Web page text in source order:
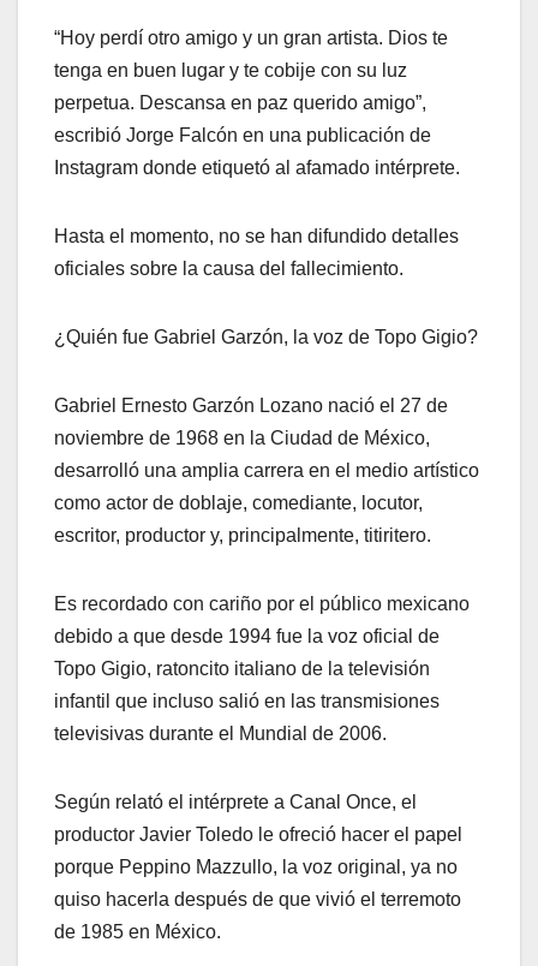
“Hoy perdí otro amigo y un gran artista. Dios te
tenga en buen lugar y te cobije con su luz
perpetua. Descansa en paz querido amigo”,
escribió Jorge Falcón en una publicación de
Instagram donde etiquetó al afamado intérprete.
Hasta el momento, no se han difundido detalles
oficiales sobre la causa del fallecimiento.
¿Quién fue Gabriel Garzón, la voz de Topo Gigio?
Gabriel Ernesto Garzón Lozano nació el 27 de
noviembre de 1968 en la Ciudad de México,
desarrolló una amplia carrera en el medio artístico
como actor de doblaje, comediante, locutor,
escritor, productor y, principalmente, titiritero.
Es recordado con cariño por el público mexicano
debido a que desde 1994 fue la voz oficial de
Topo Gigio, ratoncito italiano de la televisión
infantil que incluso salió en las transmisiones
televisivas durante el Mundial de 2006.
Según relató el intérprete a Canal Once, el
productor Javier Toledo le ofreció hacer el papel
porque Peppino Mazzullo, la voz original, ya no
quiso hacerla después de que vivió el terremoto
de 1985 en México.